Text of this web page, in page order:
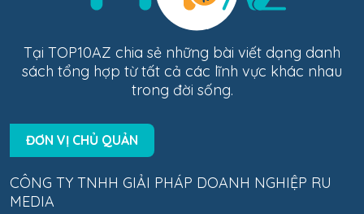
Tại TOP10AZ chia sẻ những bài viết dạng danh
sách tổng hợp từ tất cả các lĩnh vực khác nhau
trong đời sống.
ĐƠN VỊ CHỦ QUẢN
CÔNG TY TNHH GIẢI PHÁP DOANH NGHIỆP RU
MEDIA